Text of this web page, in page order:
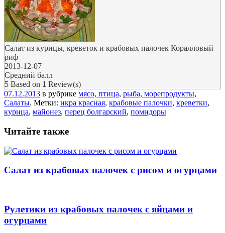
Салат из курицы, креветок и крабовых палочек Коралловый
риф
2013-12-07
Средний балл
5 Based on 1 Review(s)
07.12.2013 в рубрике мясо, птица, рыба, морепродукты,
Салаты. Метки: икра красная, крабовые палочки, креветки,
курица, майонез, перец болгарский, помидоры
Читайте также
Салат из крабовых палочек с рисом и огурцами
Рулетики из крабовых палочек с яйцами и
огурцами